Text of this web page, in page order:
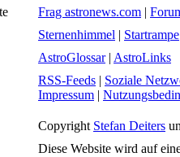
Frag astronews.com |
Sternenhimmel | Startrampe
AstroGlossar| AstroLinks
RSS-Feeds | Soziale
Impressum |
Copyright Stefan Deiters
Diese Website wird auf